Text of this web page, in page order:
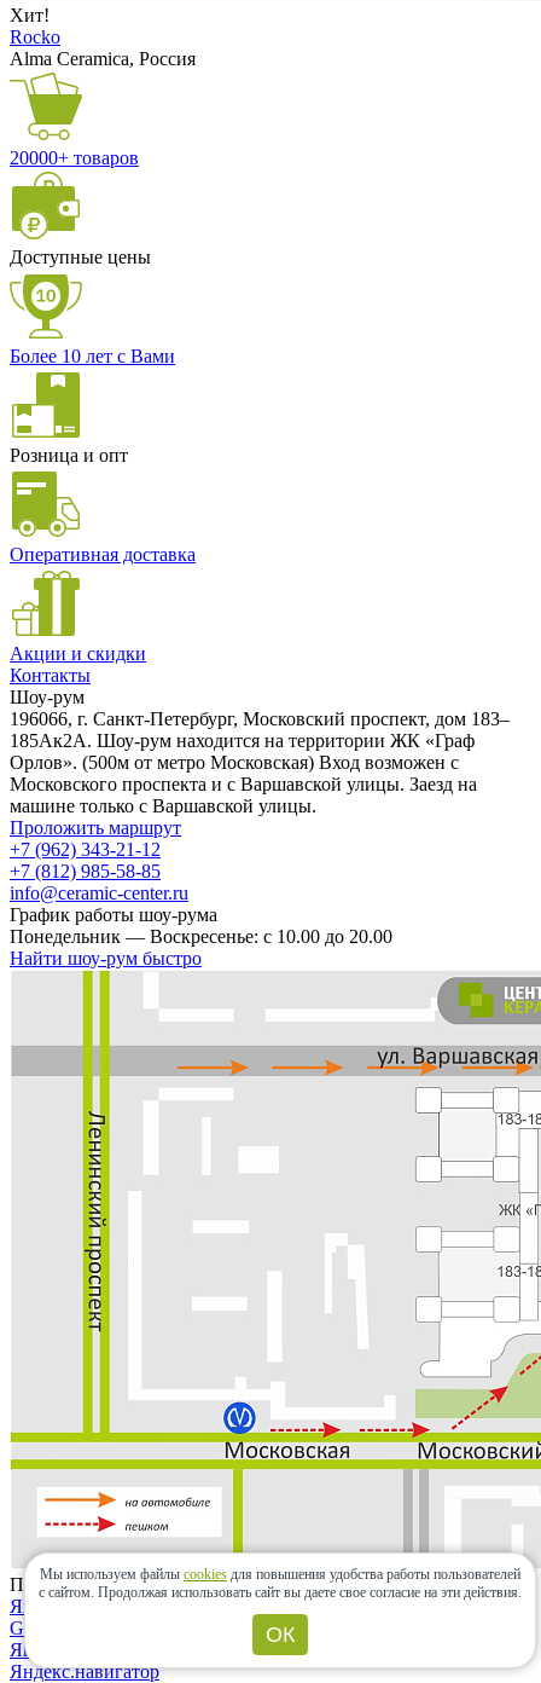
Хит!
Rocko
Alma Ceramica, Россия
20000+ товаров
Доступные цены
Более 10 лет с Вами
Розница и опт
Оперативная доставка
Акции и скидки
Контакты
Шоу-рум
196066, г. Санкт-Петербург, Московский проспект, дом 183–
185Ак2А. Шоу-рум находится на территории ЖК «Граф
Орлов». (500м от метро Московская) Вход возможен с
Московского проспекта и с Варшавской улицы. Заезд на
машине только с Варшавской улицы.
Проложить маршрут
+7 (962) 343-21-12
+7 (812) 985-58-85
info@ceramic-center.ru
График работы шоу-рума
Понедельник — Воскресенье: с 10.00 до 20.00
Найти шоу-рум быстро
Проложить маршрут
Яндекс.карты
Google maps
Яндекс.карты
Яндекс.навигатор
Мы используем файлы cookies для повышения удобства работы пользователей
с сайтом. Продолжая использовать сайт вы даете свое согласие на эти действия.
ОК